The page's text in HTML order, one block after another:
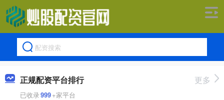
正规配资平台排行
已收录999+家平台
更多